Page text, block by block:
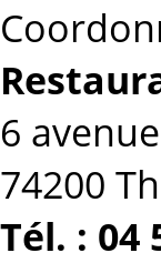
6
74200
Tél. : 04